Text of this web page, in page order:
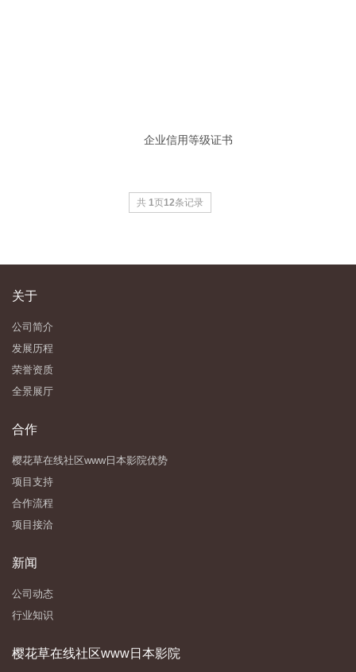
企业信用等级证书
共 1页12条记录
关于
公司简介
发展历程
荣誉资质
全景展厅
合作
樱花草在线社区www日本影院优势
项目支持
合作流程
项目接洽
新闻
公司动态
行业知识
樱花草在线社区www日本影院